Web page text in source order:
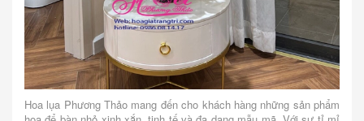
Hoa lụa Phương Thảo mang đến cho khách hàng những sản phẩm